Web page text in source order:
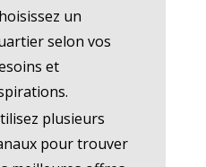
un
selon vos
et
plusieurs
pour trouver